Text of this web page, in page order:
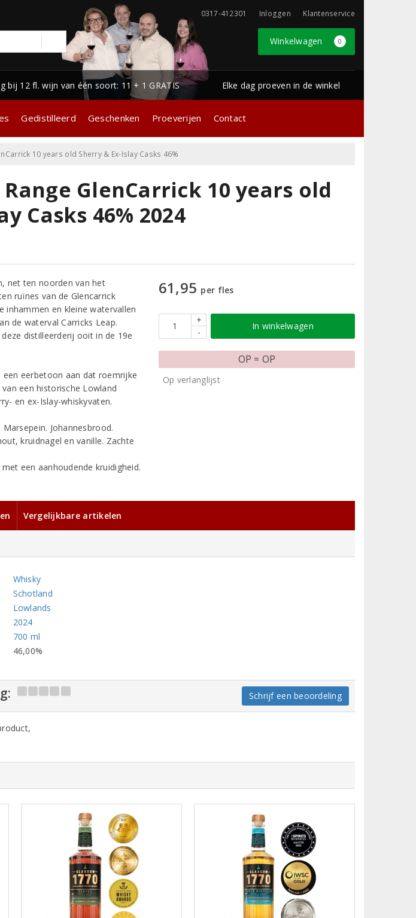
0317-412301 Inloggen Klantenservice
Winkelwagen 0
bij 12 fl. wijn van één soort: 11 + 1 GRATIS Elke dag proeven in de winkel
Gedistilleerd Geschenken Proeverijen Contact
10 years old Sherry & Ex-Islay Casks 46%
GlenCarrick 10 years old
Casks 46% 2024
net ten noorden van het
ruïnes van de Glencarrick
inhammen en kleine watervallen
de waterval Carricks Leap.
distilleerderij ooit in de 19e
eerbetoon aan dat roemrijke
een historische Lowland
en ex-Islay-whiskyvaten.
Johannesbrood.
kruidnagel en vanille. Zachte
een aanhoudende kruidigheid.
61,95 per fles
+
-
In winkelwagen
OP = OP
Op verlanglijst
Vergelijkbare artikelen
Whisky
Schotland
Lowlands
2024
700 ml
46,00%
Schrijf een beoordeling